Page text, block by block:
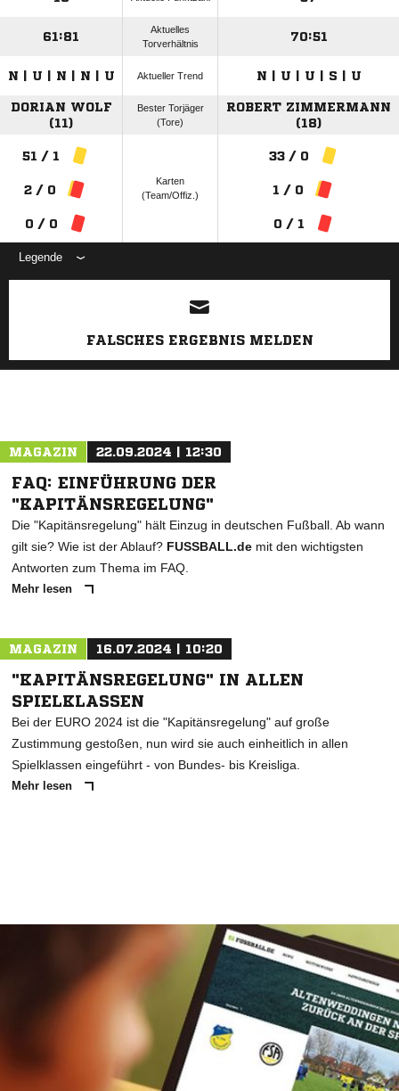
61:81
Aktuelles
Torverhältnis
70:51
N | U | N | N | U Aktueller Trend N | U | U | S | U
DORIAN WOLF
(11)
Bester Torjäger
(Tore)
ROBERT ZIMMERMANN
(18)
51 / 1
2 / 0
0 / 0
Karten
(Team/Offiz.)
33 / 0
1 / 0
0 / 1
Legende
ANZEIGE
FALSCHES ERGEBNIS MELDEN
MAGAZIN 22.09.2024 | 12:30
FAQ: EINFÜHRUNG DER
"KAPITÄNSREGELUNG"
Die "Kapitänsregelung" hält Einzug in deutschen Fußball. Ab wann
gilt sie? Wie ist der Ablauf? FUSSBALL.de mit den wichtigsten
Antworten zum Thema im FAQ.
Mehr lesen
MAGAZIN 16.07.2024 | 10:20
"KAPITÄNSREGELUNG" IN ALLEN
SPIELKLASSEN
Bei der EURO 2024 ist die "Kapitänsregelung" auf große
Zustimmung gestoßen, nun wird sie auch einheitlich in allen
Spielklassen eingeführt - von Bundes- bis Kreisliga.
Mehr lesen